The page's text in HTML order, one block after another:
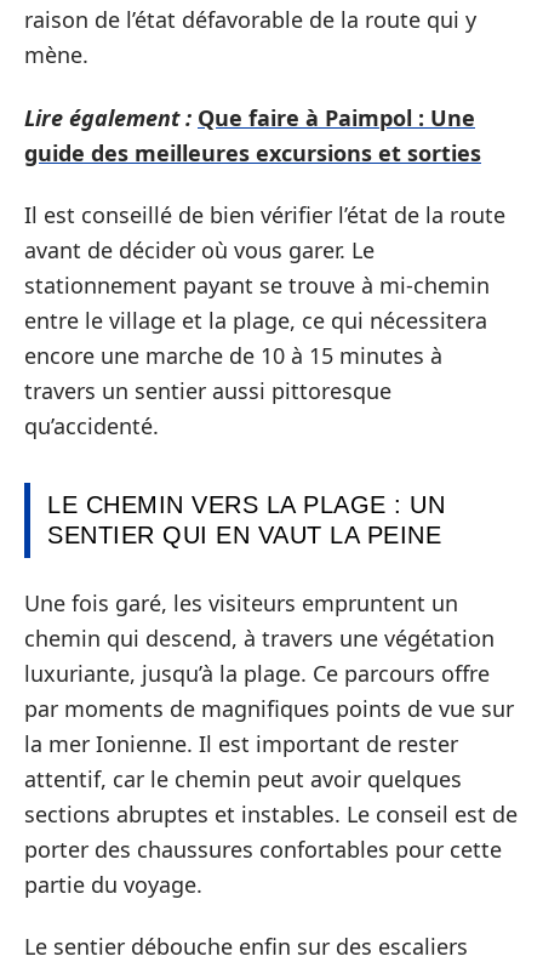
raison de l’état défavorable de la route qui y
mène.
Lire également : Que faire à Paimpol : Une
guide des meilleures excursions et sorties
Il est conseillé de bien vérifier l’état de la route
avant de décider où vous garer. Le
stationnement payant se trouve à mi-chemin
entre le village et la plage, ce qui nécessitera
encore une marche de 10 à 15 minutes à
travers un sentier aussi pittoresque
qu’accidenté.
LE CHEMIN VERS LA PLAGE : UN
SENTIER QUI EN VAUT LA PEINE
Une fois garé, les visiteurs empruntent un
chemin qui descend, à travers une végétation
luxuriante, jusqu’à la plage. Ce parcours offre
par moments de magnifiques points de vue sur
la mer Ionienne. Il est important de rester
attentif, car le chemin peut avoir quelques
sections abruptes et instables. Le conseil est de
porter des chaussures confortables pour cette
partie du voyage.
Le sentier débouche enfin sur des escaliers